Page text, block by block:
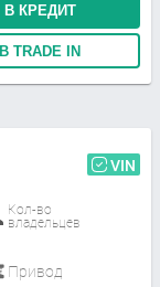
В КРЕДИТ
В TRADE IN
VIN
Кол-во
владельцев
Привод